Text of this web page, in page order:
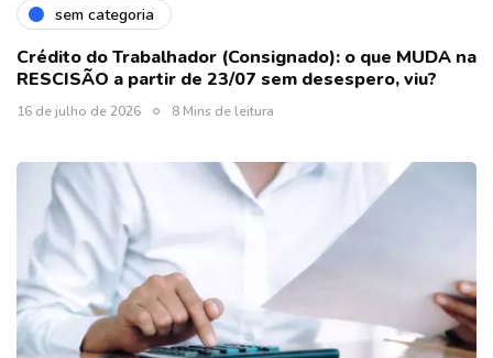
sem categoria
Crédito do Trabalhador (Consignado): o que MUDA na
RESCISÃO a partir de 23/07 sem desespero, viu?
16 de julho de 2026 8 Mins de leitura